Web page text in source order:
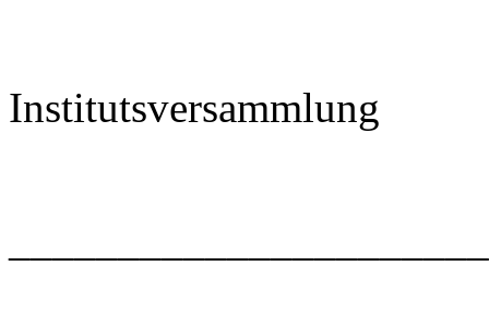
Institutsversammlung